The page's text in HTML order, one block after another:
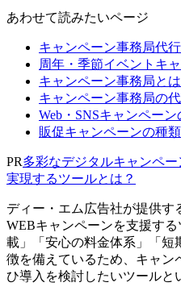
あわせて読みたいページ
キャンペーン事務局代
周年・季節イベントキ
キャンペーン事務局とは
キャンペーン事務局の
Web・SNSキャンペー
販促キャンペーンの種
PR多彩なデジタルキャンペー
実現するツールとは？
ディー・エム広告社が提供す
WEBキャンペーンを支援す
載」「安心の料金体系」「短
徴を備えているため、キャン
ひ導入を検討したいツールと